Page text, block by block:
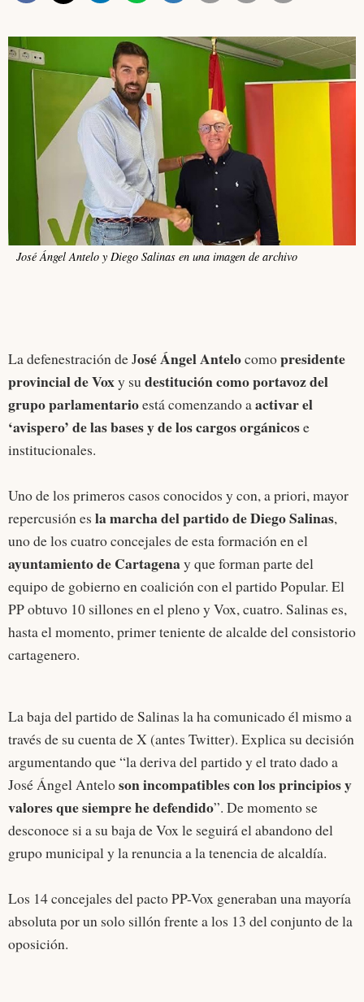
José Ángel Antelo y Diego Salinas en una imagen de archivo
La defenestración de José Ángel Antelocomopresidente
provincial de Voxy sudestitución como portavoz del
grupo parlamentarioestá comenzando aactivar el
‘avispero’ de las bases y de los cargos orgánicose
institucionales.
Uno de los primeros casos conocidos y con, a priori, mayor
repercusión es la marcha del partido de Diego Salinas,
uno de los cuatro concejales de esta formación en el
ayuntamiento de Cartagenay que forman parte del
equipo de gobierno en coalición con el partido Popular. El
PP obtuvo 10 sillones en el pleno y Vox, cuatro. Salinas es,
hasta el momento, primer teniente de alcalde del consistorio
cartagenero.
La baja del partido de Salinas la ha comunicado él mismo a
través de su cuenta de X (antes Twitter). Explica su decisión
argumentando que “la deriva del partido y el trato dado a
José Ángel Anteloson incompatibles con los principios y
valores que siempre he defendido”. De momento se
desconoce si a su baja de Vox le seguirá el abandono del
grupo municipal y la renuncia a la tenencia de alcaldía.
Los 14 concejales del pacto PP-Vox generaban una mayoría
absoluta por un solo sillón frente a los 13 del conjunto de la
oposición.